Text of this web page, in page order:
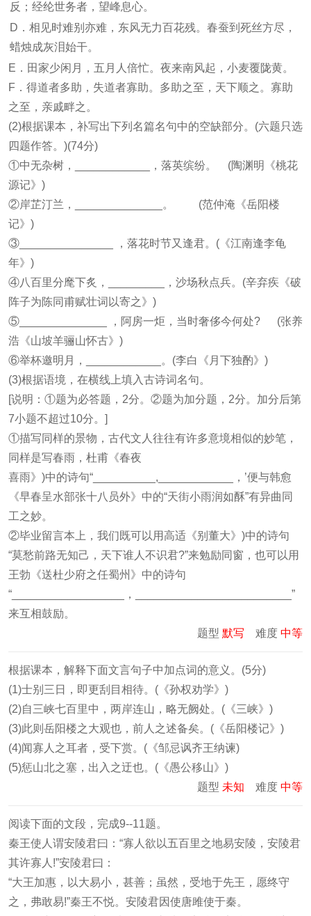
反；经纶世务者，望峰息心。
D．相见时难别亦难，东风无力百花残。春蚕到死丝方尽，
蜡烛成灰泪始干。
E．田家少闲月，五月人倍忙。夜来南风起，小麦覆陇黄。
F．得道者多助，失道者寡助。多助之至，天下顺之。寡助
之至，亲戚畔之。
(2)根据课本，补写出下列名篇名句中的空缺部分。(六题只选
四题作答。)(74分)
①中无杂树，____________，落英缤纷。 (陶渊明《桃花
源记》)
②岸芷汀兰，______________。 (范仲淹《岳阳楼
记》)
③_______________ ，落花时节又逢君。(《江南逢李龟
年》)
④八百里分麾下炙，_________，沙场秋点兵。(辛弃疾《破
阵子为陈同甫赋壮词以寄之》)
⑤______________ ，阿房一炬，当时奢侈今何处? (张养
浩《山坡羊骊山怀古》)
⑥举杯邀明月，____________。(李白《月下独酌》)
(3)根据语境，在横线上填入古诗词名句。
[说明：①题为必答题，2分。②题为加分题，2分。加分后第
7小题不超过10分。]
①描写同样的景物，古代文人往往有许多意境相似的妙笔，
同样是写春雨，杜甫《春夜
喜雨》)中的诗句“__________,____________，’便与韩愈
《早春呈水部张十八员外》中的“天街小雨润如酥”有异曲同
工之妙。
②毕业留言本上，我们既可以用高适《别董大》)中的诗句
“莫愁前路无知己，天下谁人不识君?”来勉励同窗，也可以用
王勃《送杜少府之任蜀州》中的诗句
“__________________，_________________________”
来互相鼓励。
题型 默写 难度 中等
根据课本，解释下面文言句子中加点词的意义。(5分)
(1)士别三日，即更刮目相待。(《孙权劝学》)
(2)自三峡七百里中，两岸连山，略无阙处。(《三峡》)
(3)此则岳阳楼之大观也，前人之述备矣。(《岳阳楼记》)
(4)闻寡人之耳者，受下赏。(《邹忌讽齐王纳谏)
(5)惩山北之塞，出入之迂也。(《愚公移山》)
题型 未知 难度 中等
阅读下面的文段，完成9--11题。
秦王使人谓安陵君曰：“寡人欲以五百里之地易安陵，安陵君
其许寡人!”安陵君曰：
“大王加惠，以大易小，甚善；虽然，受地于先王，愿终守
之，弗敢易!”秦王不悦。安陵君因使唐雎使于秦。